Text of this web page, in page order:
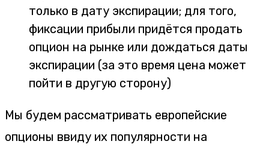
только в дату экспирации; для того,
фиксации прибыли придётся продать
опцион на рынке или дождаться даты
экспирации (за это время цена может
пойти в другую сторону)
Мы будем рассматривать европейские
опционы ввиду их популярности на